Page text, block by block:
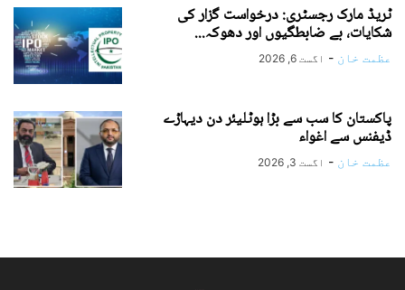
ٹریڈ مارک رجسٹری: درخواست گزار کی
شکایات، بے ضابطگیوں اور دھوکہ...
عظمت خان - اگست 6, 2026
پاکستان کا سب سے بڑا ہوٹلیئر دن دیہاڑے
ڈیفنس سے اغواء
عظمت خان - اگست 3, 2026